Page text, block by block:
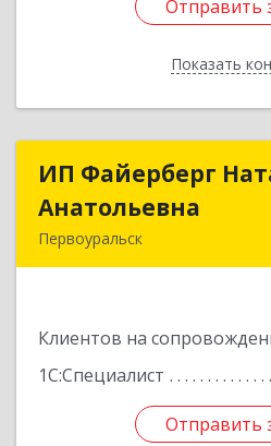
Отправить
Показать
Отправить
Назад
ИП Файерберг
Анатольевна
Первоуральск
Клиентов на
1С:Специалист
Отправить
ИП
Отправить